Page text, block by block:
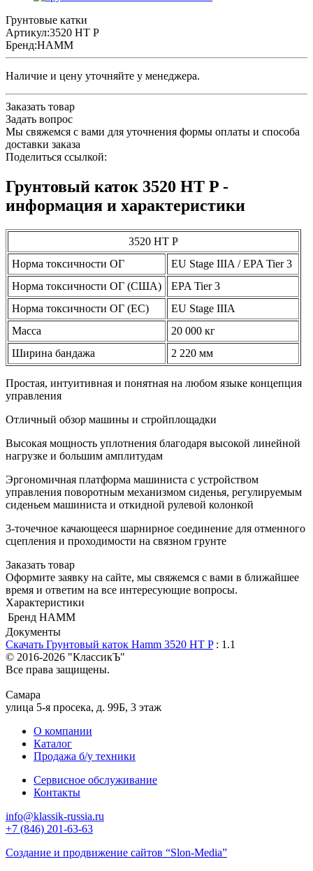
Грунтовые катки
Артикул:3520 HT P
Бренд:HAMM
Наличие и цену уточняйте у менеджера.
Заказать товар
Задать вопрос
Мы свяжемся с вами для уточнения формы оплаты и способа
доставки заказа
Поделиться ссылкой:
Грунтовый каток 3520 HT P -
информация и характеристики
3520 HT P
Норма токсичности ОГ
EU Stage IIIA / EPA Tier 3
Норма токсичности ОГ (США)
EPA Tier 3
Норма токсичности ОГ (ЕС)
EU Stage IIIA
Масса
20 000 кг
Ширина бандажа
2 220 мм
Простая, интуитивная и понятная на любом языке концепция
управления
Отличный обзор машины и стройплощадки
Высокая мощность уплотнения благодаря высокой линейной
нагрузке и большим амплитудам
Эргономичная платформа машиниста с устройством
управления поворотным механизмом сиденья, регулируемым
сиденьем машиниста и откидной рулевой колонкой
3-точечное качающееся шарнирное соединение для отменного
сцепления и проходимости на связном грунте
Заказать товар
Оформите заявку на сайте, мы свяжемся с вами в ближайшее
время и ответим на все интересующие вопросы.
Характеристики
Бренд HAMM
Документы
Скачать Грунтовый каток Hamm 3520 HT P: 1.1
© 2016-2026 "КлассикЪ"
Все права защищены.
Самара
улица 5-я просека, д. 99Б, 3 этаж
О компании
Каталог
Продажа б/у техники
Сервисное обслуживание
Контакты
info@klassik-russia.ru
+7 (846) 201-63-63
Создание и продвижение сайтов “Slon-Media”